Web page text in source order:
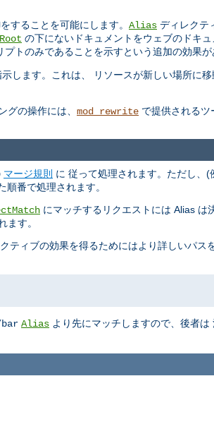
することを可能にします。 Alias ディレクテ
の下にないドキュメントをウェブのドキ
トのみであることを示すという追加の効果が
します。これは、 リソースが新しい場所に
の操作には、 mod_rewrite で提供されるツ
マージ規則 に 従って処理されます。ただし、(
番で処理されます。
にマッチするリクエストには Alias は
ます。
ィブの効果を得るためにはより詳しいパス
Alias より先にマッチしますので、後者